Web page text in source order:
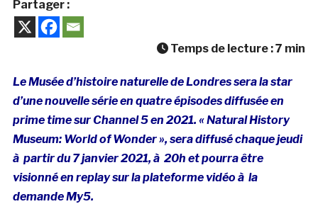
Partager :
Temps de lecture :7 min
Le Musée d’histoire naturelle de Londres sera la star
d’une nouvelle série en quatre épisodes diffusée en
prime time sur Channel 5 en 2021. « Natural History
Museum: World of Wonder », sera diffusé chaque jeudi
à partir du 7 janvier 2021, à 20h et pourra être
visionné en replay sur la plateforme vidéo à la
demande My5.